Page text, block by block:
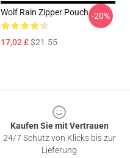
Wolf Rain Zipper Pouch
17,02 £$21.55
-20%
Kaufen Sie mit Vertrauen
24/7 Schutz von Klicks bis zur
Lieferung